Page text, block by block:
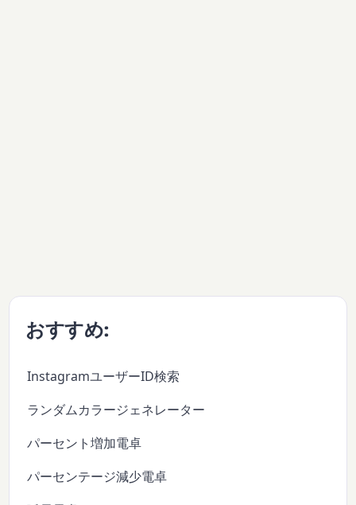
おすすめ:
InstagramユーザーID検索
ランダムカラージェネレーター
パーセント増加電卓
パーセンテージ減少電卓